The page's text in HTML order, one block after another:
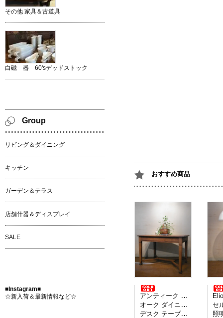
おすすめ商品
アンティーク イギリス製
オーク ダイニングテーブル
デスク テーブル 2人掛け
Elio
セル
照明
その他 家具＆古道具
白磁 器 60'sデッドストック
Group
リビング＆ダイニング
キッチン
ガーデン＆テラス
店舗什器＆ディスプレイ
SALE
■Instagram■
☆新入荷＆最新情報など☆